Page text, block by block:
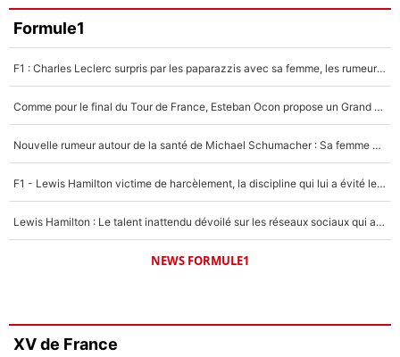
Formule1
F1 : Charles Leclerc surpris par les paparazzis avec sa femme, les rumeurs étaient vraies !
Comme pour le final du Tour de France, Esteban Ocon propose un Grand Prix de Formule 1 à Paris : «Autour de l’Arc de Triomphe, ce serait génial» !
Nouvelle rumeur autour de la santé de Michael Schumacher : Sa femme Corinna sort du silence
F1 - Lewis Hamilton victime de harcèlement, la discipline qui lui a évité le pire : «J'aurais probablement mal tourné»
Lewis Hamilton : Le talent inattendu dévoilé sur les réseaux sociaux qui a impressionné Kim Kardashian pendant leurs vacances en amoureux !
NEWS FORMULE1
XV de France